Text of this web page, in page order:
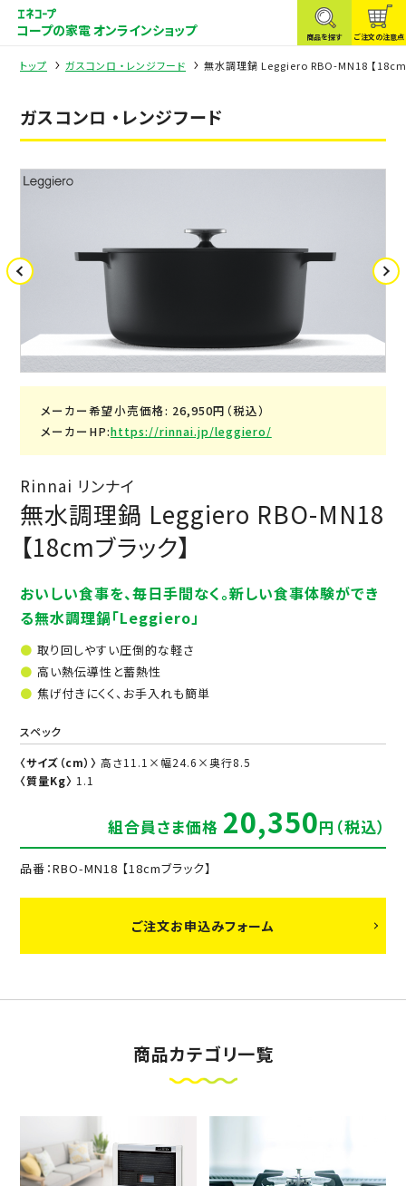
コープの家電 オンラインショップ 商品を探す ご注文の注意点
トップ ガスコンロ ・レンジフード 無水調理鍋 Leggiero RBO-MN18 【18cm
ガスコンロ ・レンジフード
メーカー希望小売価格: 26,950円（税込）
メーカーHP:https://rinnai.jp/leggiero/
Rinnai リンナイ
無水調理鍋 Leggiero RBO-MN18
【18cmブラック】
おいしい食事を、毎日手間なく。新しい食事体験ができ
る無水調理鍋「Leggiero」
取り回しやすい圧倒的な軽さ
高い熱伝導性と蓄熱性
焦げ付きにくく、お手入れも簡単
スペック
〈サイズ（cm）〉 高さ11.1×幅24.6×奥行8.5
〈質量Kg〉 1.1
組合員さま価格 20,350円（税込）
品番：RBO-MN18 【18cmブラック】
ご注文お申込みフォーム
商品カテゴリ一覧